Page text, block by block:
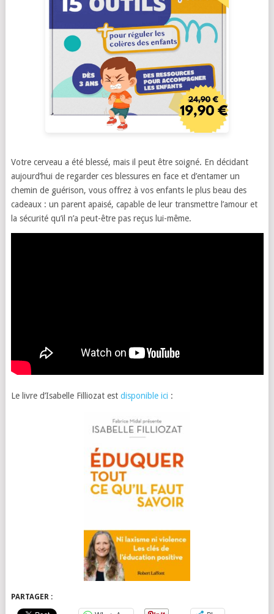
Votre cerveau a été blessé, mais il peut être soigné. En décidant
aujourd’hui de regarder ces blessures en face et d’entamer un
chemin de guérison, vous offrez à vos enfants le plus beau des
cadeaux : un parent apaisé, capable de leur transmettre l’amour et
la sécurité qu’il n’a peut-être pas reçus lui-même.
Le livre d’Isabelle Filliozat est disponible ici :
PARTAGER :